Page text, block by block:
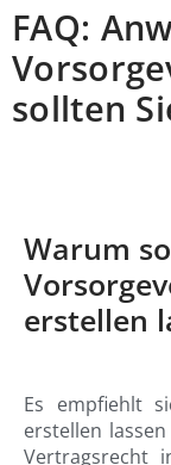
FAQ:
sollten
Warum
erstellen
Es empfiehlt
erstellen
Vertragsrecht